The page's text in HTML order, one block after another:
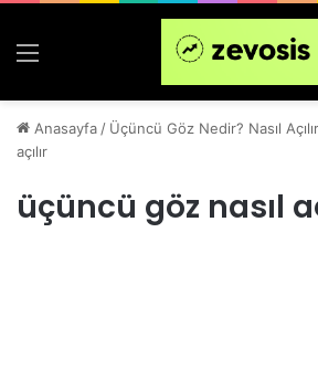
Menü
Anasayfa / Üçüncü Göz Nedir? Nasıl
açılır
üçüncü göz nasıl